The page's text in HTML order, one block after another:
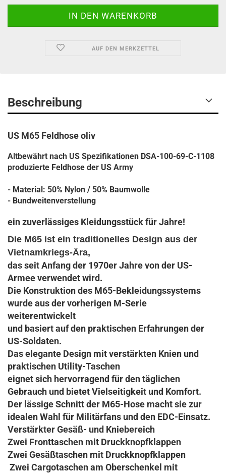
AUF DEN MERKZETTEL
Beschreibung
US M65 Feldhose oliv
Altbewährt nach US Spezifikationen DSA-100-69-C-1108
produzierte Feldhose der US Army
- Material: 50% Nylon / 50% Baumwolle
- Bundweitenverstellung
ein zuverlässiges Kleidungsstück für Jahre!
Die M65 ist ein traditionelles Design aus der
Vietnamkriegs-Ära,
das seit Anfang der 1970er Jahre von der US-
Armee verwendet wird.
Die Konstruktion des M65-Bekleidungssystems
wurde aus der vorherigen M-Serie
weiterentwickelt
und basiert auf den praktischen Erfahrungen der
US-Soldaten.
Das elegante Design mit verstärkten Knien und
praktischen Utility-Taschen
eignet sich hervorragend für den täglichen
Gebrauch und bietet Vielseitigkeit und Komfort.
Der lässige Schnitt der M65-Hose macht sie zur
idealen Wahl für Militärfans und den EDC-Einsatz.
Verstärkter Gesäß- und Kniebereich
Zwei Fronttaschen mit Druckknopfklappen
Zwei Gesäßtaschen mit Druckknopfklappen
Zwei Cargotaschen am Oberschenkel mit